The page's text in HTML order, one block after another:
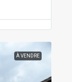
À VENDRE